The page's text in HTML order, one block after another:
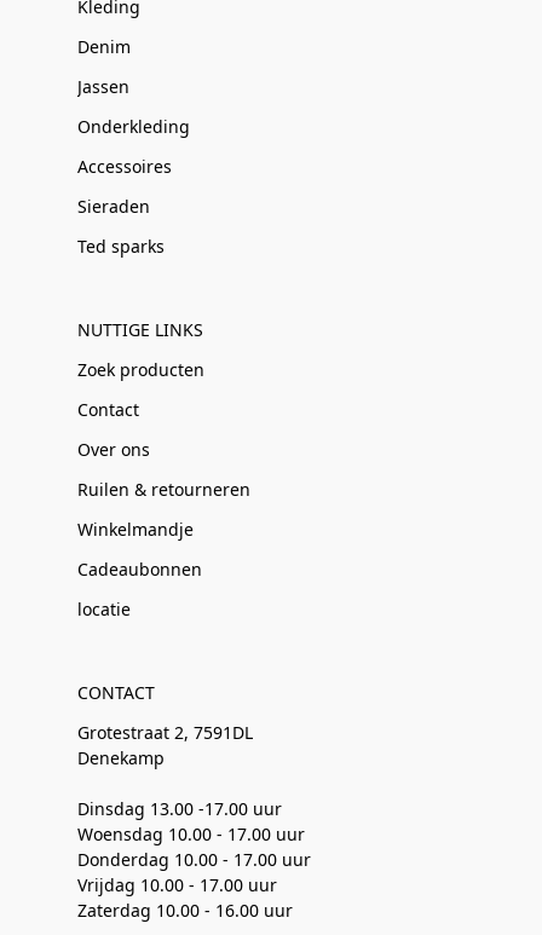
Kleding
Denim
Jassen
Onderkleding
Accessoires
Sieraden
Ted sparks
NUTTIGE LINKS
Zoek producten
Contact
Over ons
Ruilen & retourneren
Winkelmandje
Cadeaubonnen
locatie
CONTACT
Grotestraat 2, 7591DL
Denekamp
Dinsdag 13.00 -17.00 uur
Woensdag 10.00 - 17.00 uur
Donderdag 10.00 - 17.00 uur
Vrijdag 10.00 - 17.00 uur
Zaterdag 10.00 - 16.00 uur